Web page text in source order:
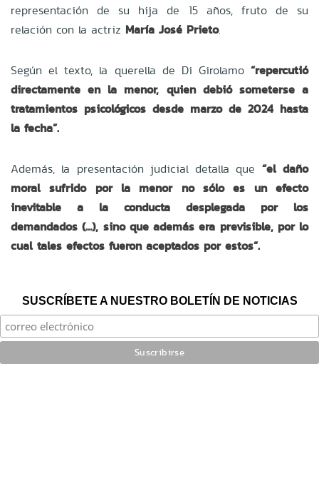
representación de su hija de 15 años, fruto de su
relación con la actriz María José Prieto.
Según el texto, la querella de Di Girolamo “repercutió
directamente en la menor, quien debió someterse a
tratamientos psicológicos desde marzo de 2024 hasta
la fecha”.
Además, la presentación judicial detalla que “el daño
moral sufrido por la menor no sólo es un efecto
inevitable a la conducta desplegada por los
demandados (…), sino que además era previsible, por lo
cual tales efectos fueron aceptados por estos”.
SUSCRÍBETE A NUESTRO BOLETÍN DE NOTICIAS